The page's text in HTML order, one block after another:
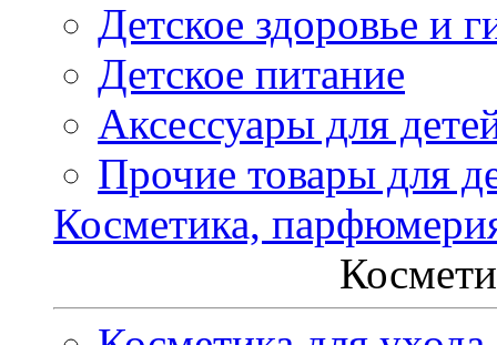
Детское здоровье и
Детское питание
Аксессуары для
Прочие товары для
Косметика,